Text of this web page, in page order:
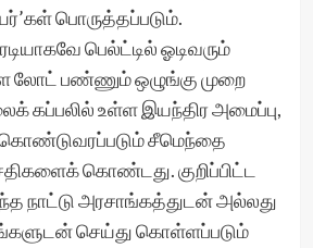
பொருத்தப்படும்.
பெல்ட்டில் ஓடிவரும்
லோட் பண்ணும் ஒழுங்கு முறை
கப்பலில் உள்ள இயந்திர அமைப்பு,
கொண்டுவரப்படும் சீமெந்தை
கொண்டது. குறிப்பிட்ட
நாட்டு அரசாங்கத்துடன் அல்லது
செய்து கொள்ளப்படும்